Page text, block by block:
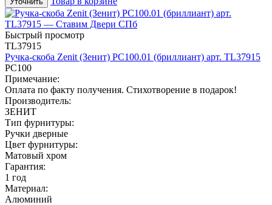
Быстрый просмотр
TL37915
Ручка-скоба Zenit (Зенит) РС100.01 (бриллиант) арт. TL37915
РС100
Примечание:
Оплата по факту получения. Стихотворение в подарок!
Производитель:
ЗЕНИТ
Тип фурнитуры:
Ручки дверные
Цвет фурнитуры:
Матовый хром
Гарантия:
1 год
Материал:
Алюминий